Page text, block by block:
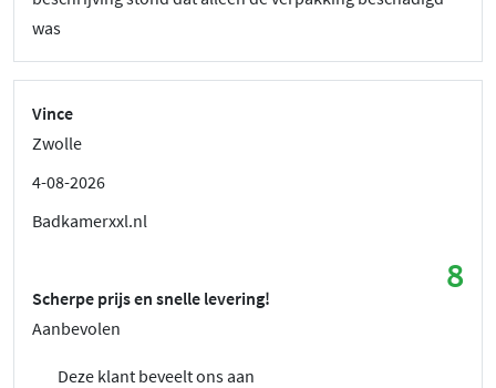
was
Vince
Zwolle
4-08-2026
Badkamerxxl.nl
8
Scherpe prijs en snelle levering!
Aanbevolen
Deze klant beveelt ons aan